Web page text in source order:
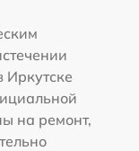
Иркутске
на ремонт,